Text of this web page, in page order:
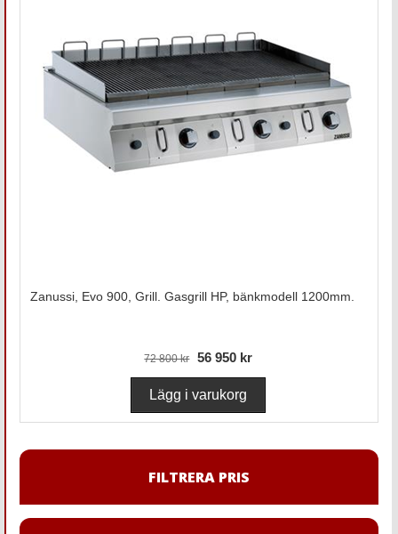
Zanussi, Evo 900, Grill. Gasgrill HP, bänkmodell 1200mm.
72 800 kr 56 950 kr
FILTRERA PRIS